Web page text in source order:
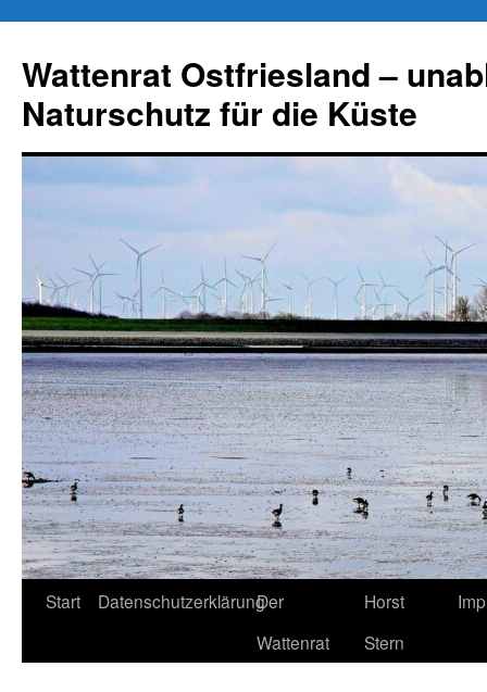
springen
Wattenrat Ostfriesland –
Naturschutz für die Küste
Start DatenschutzerklärungDer
Wattenrat
Horst
Stern